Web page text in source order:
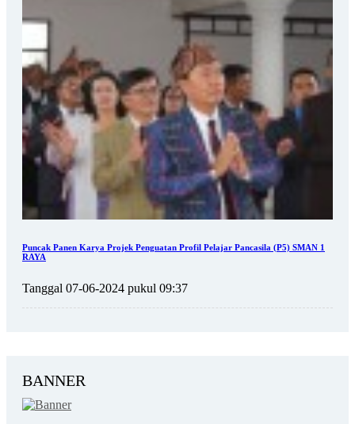
Puncak Panen Karya Projek Penguatan Profil Pelajar Pancasila (P5) SMAN 1
RAYA
Tanggal 07-06-2024 pukul 09:37
BANNER